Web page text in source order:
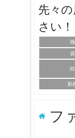
先々
さい！
勤
フ